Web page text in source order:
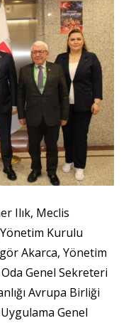
Ilık, Meclis
Yönetim Kurulu
Akarca, Yönetim
Genel Sekreteri
Avrupa Birliği
Genel